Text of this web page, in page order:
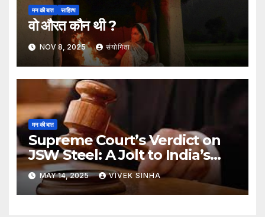
मन की बात साहित्य
वो औरत कौन थी ?
NOV 8, 2025 संयोगिता
मन की बात
Supreme Court’s Verdict on
JSW Steel: A Jolt to India’s
Insolvency Framework
MAY 14, 2025 VIVEK SINHA